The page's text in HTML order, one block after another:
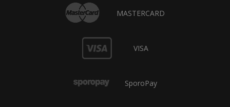
MASTERCARD
VISA
SporoPay